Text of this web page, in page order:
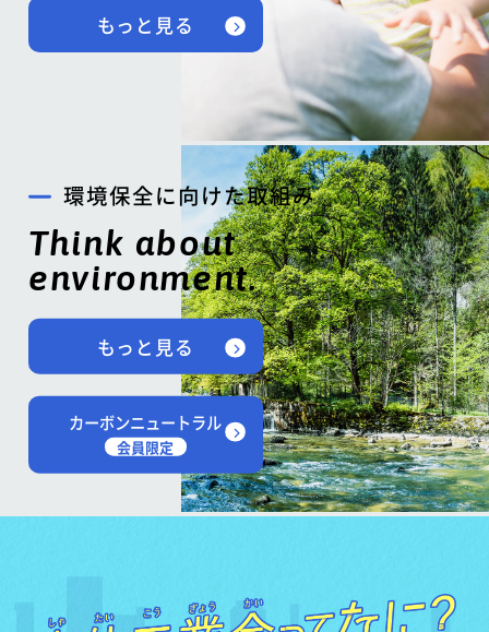
もっと見る
環境保全に向けた取組み
Think about
environment.
もっと見る
カーボンニュートラル
会員限定